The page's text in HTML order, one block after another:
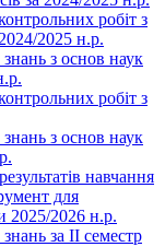
робіт з
2025 н.р.
знань з основ наук
робіт з
знань з основ наук
навчання
для
2025/2026 н.р.
за ІІ семестр